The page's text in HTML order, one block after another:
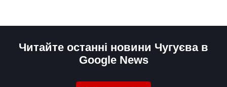
Читайте останні новини Чугуєва в
Google News